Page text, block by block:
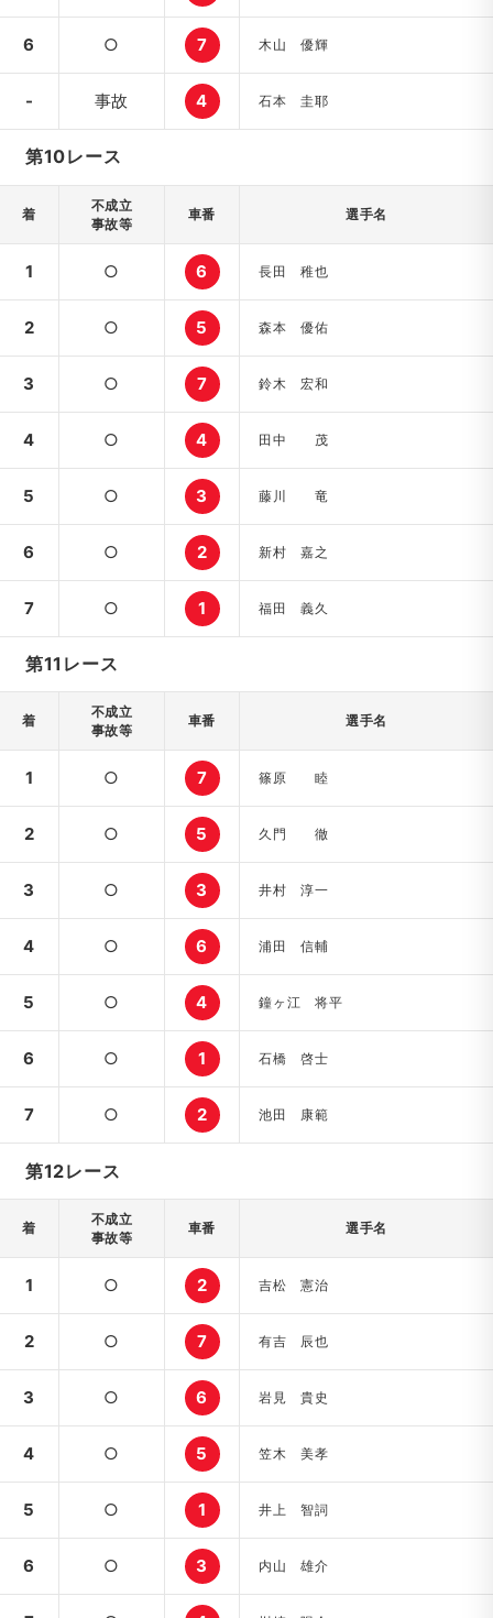
6 ○ 7 木山 優輝
- 事故 4 石本 圭耶
第10レース
着
不成立
事故等
車番 選手名
1 ○ 6 長田 稚也
2 ○ 5 森本 優佑
3 ○ 7 鈴木 宏和
4 ○ 4 田中 茂
5 ○ 3 藤川 竜
6 ○ 2 新村 嘉之
7 ○ 1 福田 義久
第11レース
着
不成立
事故等
車番 選手名
1 ○ 7 篠原 睦
2 ○ 5 久門 徹
3 ○ 3 井村 淳一
4 ○ 6 浦田 信輔
5 ○ 4 鐘ヶ江 将平
6 ○ 1 石橋 啓士
7 ○ 2 池田 康範
第12レース
着
不成立
事故等
車番 選手名
1 ○ 2 吉松 憲治
2 ○ 7 有吉 辰也
3 ○ 6 岩見 貴史
4 ○ 5 笠木 美孝
5 ○ 1 井上 智詞
6 ○ 3 内山 雄介